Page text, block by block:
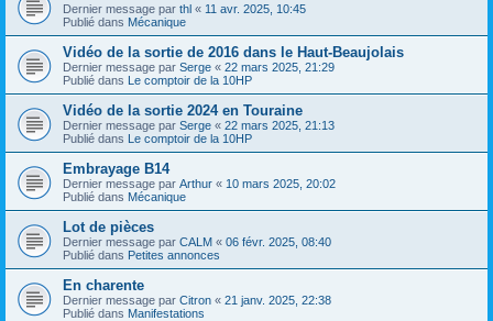
Dernier message par thl « 11 avr. 2025, 10:45
Publié dans Mécanique
Vidéo de la sortie de 2016 dans le Haut-Beaujolais
Dernier message par Serge « 22 mars 2025, 21:29
Publié dans Le comptoir de la 10HP
Vidéo de la sortie 2024 en Touraine
Dernier message par Serge « 22 mars 2025, 21:13
Publié dans Le comptoir de la 10HP
Embrayage B14
Dernier message par Arthur « 10 mars 2025, 20:02
Publié dans Mécanique
Lot de pièces
Dernier message par CALM « 06 févr. 2025, 08:40
Publié dans Petites annonces
En charente
Dernier message par Citron « 21 janv. 2025, 22:38
Publié dans Manifestations